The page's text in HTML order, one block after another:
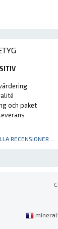
och paket
RECENSIONER ...